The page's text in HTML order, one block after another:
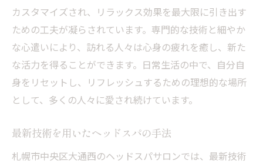
心地よい静寂の中でのリラックスタイム
札幌のヘッドスパで頭皮から始まる健康習慣
ヘッドスパを日常に取り入れるメリット
頭皮ケアで健康な髪を手に入れる
定期的なケアで維持するライフバランス
札幌のトレンドを取り入れたヘッドスパ
未来の健康を考えるヘッドスパの選び方
カスタマイズされ、リラックス効果を最大限に引き出す
ための工夫が凝らされています。専門的な技術と細やか
な心遣いにより、訪れる人々は心身の疲れを癒し、新た
な活力を得ることができます。日常生活の中で、自分自
身をリセットし、リフレッシュするための理想的な場所
として、多くの人々に愛され続けています。
最新技術を用いたヘッドスパの手法
札幌市中央区大通西のヘッドスパサロンでは、最新技術